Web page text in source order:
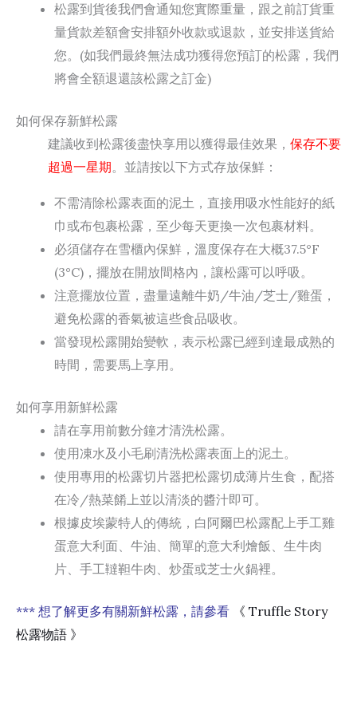
松露到貨後我們會通知您實際重量，跟之前訂貨重
量貨款差額會安排額外收款或退款，並安排送貨給
您。(如我們最終無法成功獲得您預訂的松露，我們
將會全額退還該松露之訂金)
如何保存新鮮松露
建議收到松露後盡快享用以獲得最佳效果， 保存不要
超過一星期。並請按以下方式存放保鮮：
不需清除松露表面的泥土，直接用吸水性能好的紙
巾或布包裹松露，至少每天更換一次包裹材料。
必須儲存在雪櫃內保鮮，溫度保存在大概37.5°F
(3°C)，擺放在開放間格內，讓松露可以呼吸。
注意擺放位置，盡量遠離牛奶/牛油/芝士/雞蛋，
避免松露的香氣被這些食品吸收。
當發現松露開始變軟，表示松露已經到達最成熟的
時間，需要馬上享用。
如何享用新鮮松露
請在享用前數分鐘才清洗松露。
使用凍水及小毛刷清洗松露表面上的泥土。
使用專用的松露切片器把松露切成薄片生食，配搭
在冷/熱菜餚上並以清淡的醬汁即可。
根據皮埃蒙特人的傳統，白阿爾巴松露配上手工雞
蛋意大利面、牛油、簡單的意大利燴飯、生牛肉
片、手工韃靼牛肉、炒蛋或芝士火鍋裡。
*** 想了解更多有關新鮮松露，請參看
《 Truffle Story
松露物語 》